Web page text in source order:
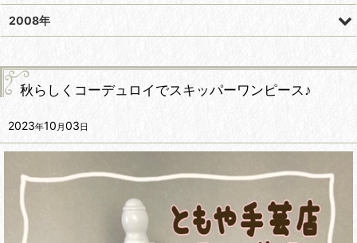
秋らしくコーデュロイでスキッパーワンピース♪
2023年10 月03日
2008年